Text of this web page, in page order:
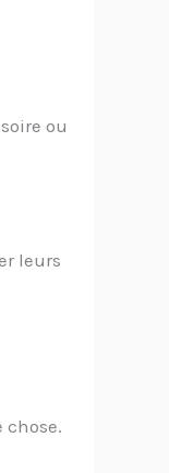
ou
leurs
chose.